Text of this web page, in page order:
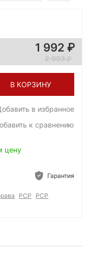
1 992
2 993
В КОРЗИНУ
в избранное
к сравнению
цену
Гарантия
РСР
PCP